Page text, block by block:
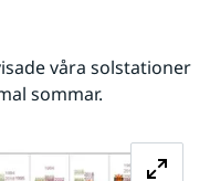
våra solstationer
sommar.